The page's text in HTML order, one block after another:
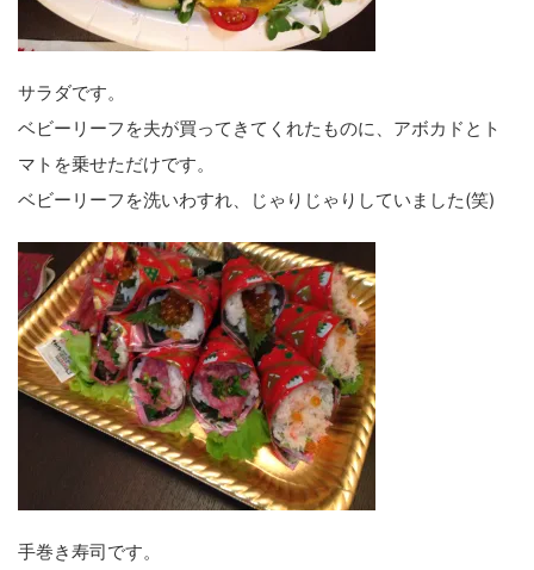
サラダです。
ベビーリーフを夫が買ってきてくれたものに、アボカドとト
マトを乗せただけです。
ベビーリーフを洗いわすれ、じゃりじゃりしていました(笑)
手巻き寿司です。